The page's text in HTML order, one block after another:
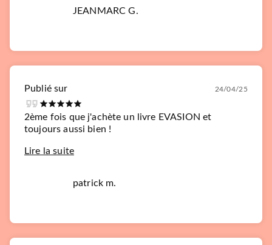
JEANMARC G.
Publié sur 24/04/25
2ème fois que j'achète un livre EVASION et
toujours aussi bien !
Lire la suite
patrick m.